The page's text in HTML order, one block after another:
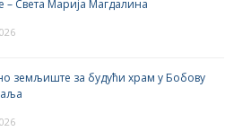
– Света Марија Магдалина
земљиште за будући храм у Бобову